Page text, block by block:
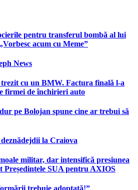
pentru transferul bombă al lui
acum cu Meme”
News
cu un BMW. Factura finală l-a
firmei de închirieri auto
pe Bolojan spune cine ar trebui să
la Craiova
militar, dar intensifică presiunea
Președintele SUA pentru AXIOS